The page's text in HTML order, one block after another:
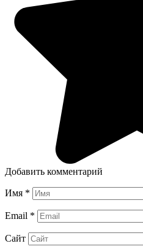
Добавить комментарий
Имя *
Email *
Сайт